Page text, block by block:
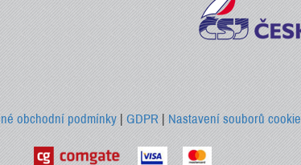
obchodní podmínky| GDPR |Nastavení souborů cookie